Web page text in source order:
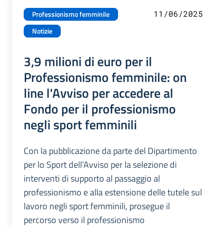
Professionismo femminile
Notizie
11/06/2025
3,9 milioni di euro per il
Professionismo femminile: on
line l'Avviso per accedere al
Fondo per il professionismo
negli sport femminili
Con la pubblicazione da parte del Dipartimento
per lo Sport dell’Avviso per la selezione di
interventi di supporto al passaggio al
professionismo e alla estensione delle tutele sul
lavoro negli sport femminili, prosegue il
percorso verso il professionismo